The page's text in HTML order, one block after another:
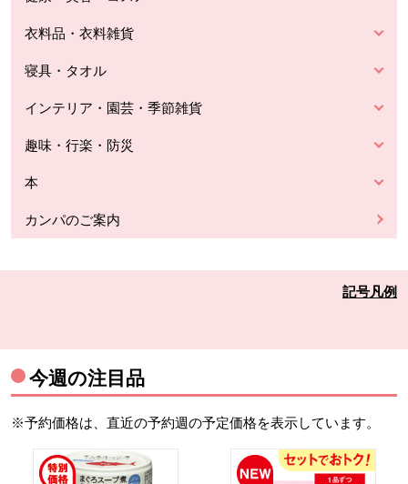
衣料品・衣料雑貨
寝具・タオル
インテリア・園芸・季節雑貨
趣味・行楽・防災
本
カンパのご案内
記号凡例
今週の注目品
※予約価格は、直近の予約週の予定価格を表示しています。